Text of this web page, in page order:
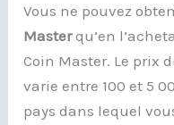
Vous ne pouvez
Masterqu’en
Coin Master. Le prix
varie entre 100 et 5
pays dans lequel